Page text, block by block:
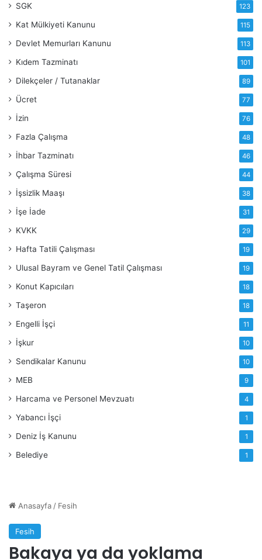
SGK 123
Kat Mülkiyeti Kanunu 115
Devlet Memurları Kanunu 113
Kıdem Tazminatı 101
Dilekçeler / Tutanaklar 89
Ücret 77
İzin 76
Fazla Çalışma 48
İhbar Tazminatı 46
Çalışma Süresi 44
İşsizlik Maaşı 38
İşe İade 31
KVKK 29
Hafta Tatili Çalışması 19
Ulusal Bayram ve Genel Tatil Çalışması 19
Konut Kapıcıları 18
Taşeron 18
Engelli İşçi 11
İşkur 10
Sendikalar Kanunu 10
MEB 9
Harcama ve Personel Mevzuatı 4
Yabancı İşçi 1
Deniz İş Kanunu 1
Belediye 1